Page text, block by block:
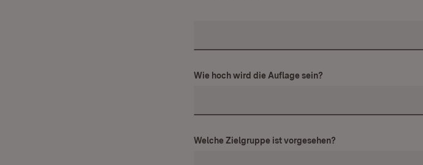
Wie hoch wird die Auflage sein?
Welche Zielgruppe ist vorgesehen?